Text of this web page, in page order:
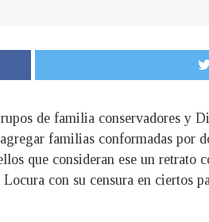
de familia conservadores y
familias conformadas por
que consideran ese un
con su censura en ciertos